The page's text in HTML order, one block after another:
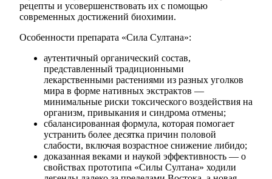
рецепты и усовершенствовать их с помощью
современных достижений биохимии.
Особенности препарата «Сила Султана»:
аутентичный органический состав,
представленный традиционными
лекарственными растениями из разных уголков
мира в форме нативных экстрактов —
минимальные риски токсического воздействия на
организм, привыкания и синдрома отмены;
сбалансированная формула, которая помогает
устранить более десятка причин половой
слабости, включая возрастное снижение либидо;
доказанная веками и наукой эффективность — о
свойствах прототипа «Силы Султана» ходили